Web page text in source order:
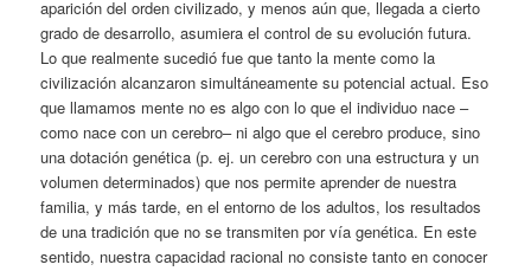
aparición del orden civilizado, y menos aún que, llegada a cierto
grado de desarrollo, asumiera el control de su evolución futura.
Lo que realmente sucedió fue que tanto la mente como la
civilización alcanzaron simultáneamente su potencial actual. Eso
que llamamos mente no es algo con lo que el individuo nace –
como nace con un cerebro– ni algo que el cerebro produce, sino
una dotación genética (p. ej. un cerebro con una estructura y un
volumen determinados) que nos permite aprender de nuestra
familia, y más tarde, en el entorno de los adultos, los resultados
de una tradición que no se transmiten por vía genética. En este
sentido, nuestra capacidad racional no consiste tanto en conocer